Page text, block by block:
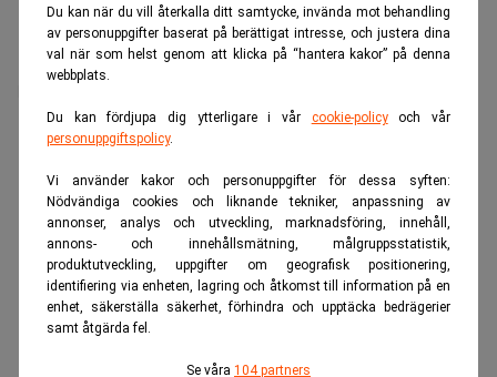
Du kan när du vill återkalla ditt samtycke, invända mot behandling
av personuppgifter baserat på berättigat intresse, och justera dina
val när som helst genom att klicka på “hantera kakor” på denna
webbplats.
Du kan fördjupa dig ytterligare i vår cookie-policyoch vår
personuppgiftspolicy.
Vi använder kakor och personuppgifter för dessa syften:
Nödvändiga cookies och liknande tekniker, anpassning av
annonser, analys och utveckling, marknadsföring, innehåll,
annons- och innehållsmätning, målgruppsstatistik,
produktutveckling, uppgifter om geografisk positionering,
identifiering via enheten, lagring och åtkomst till information på en
enhet, säkerställa säkerhet, förhindra och upptäcka bedrägerier
samt åtgärda fel.
Se våra 104 partners
En spionerihärva i Spanien ska nu avgöras i domstol.
Det kretsar kring en korrupt polischef – och en
ANNONS